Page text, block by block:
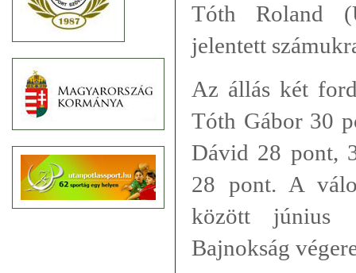
Tóth Roland
jelentett
Az állás két
Tóth Gábor 30
Dávid 28 pont,
28 pont. A
között június
Bajnokság